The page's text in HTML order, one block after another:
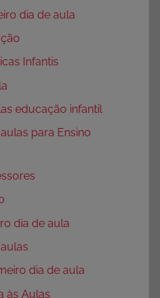
dia de aula
Infantis
educação infantil
para Ensino
dia de aula
dia de aula
às Aulas